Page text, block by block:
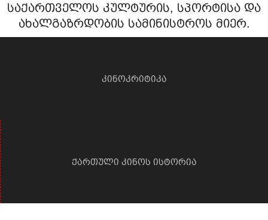
საქართველოს კულტურის, სპორტისა და
ახალგაზრდობის სამინისტროს მიერ.
კინოკრიტიკა
ქართული კინოს ისტორია